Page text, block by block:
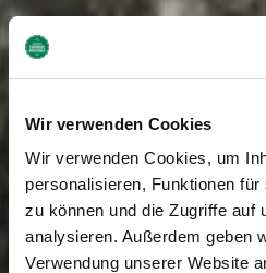
Wir verwenden Cookies
Wir verwenden Cookies, um
personalisieren, Funktionen
zu können und die Zugriffe auf
analysieren. Außerdem geben
Verwendung unserer Website